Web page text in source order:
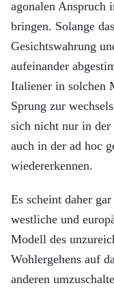
agonalen Anspruch
bringen. Solange
Gesichtswahrung
aufeinander
Italiener in solchen
Sprung zur
sich nicht nur in der
auch in der ad hoc
wiedererkennen.
Es scheint daher
westliche und
Modell des
Wohlergehens auf
anderen